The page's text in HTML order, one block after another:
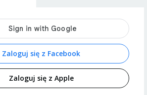
Zaloguj się z Facebook
Zaloguj się z Apple